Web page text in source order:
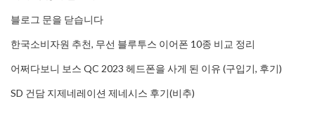
블로그 문을 닫습니다
한국소비자원 추천, 무선 블루투스 이어폰 10종 비교 정리
어쩌다보니 보스 QC 2023 헤드폰을 사게 된 이유 (구입기, 후기)
SD 건담 지제네레이션 제네시스 후기(비추)